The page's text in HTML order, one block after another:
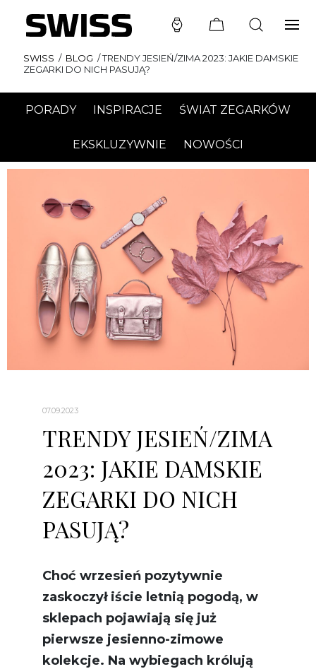
SWISS / BLOG /TRENDY JESIEŃ/ZIMA 2023: JAKIE DAMSKIE
ZEGARKI DO NICH PASUJĄ?
PORADY INSPIRACJE ŚWIAT ZEGARKÓW
EKSKLUZYWNIE NOWOŚCI
07.09.2023
TRENDY JESIEŃ/ZIMA
2023: JAKIE DAMSKIE
ZEGARKI DO NICH
PASUJĄ?
Choć wrzesień pozytywnie
zaskoczył iście letnią pogodą, w
sklepach pojawiają się już
pierwsze jesienno-zimowe
kolekcje. Na wybiegach królują